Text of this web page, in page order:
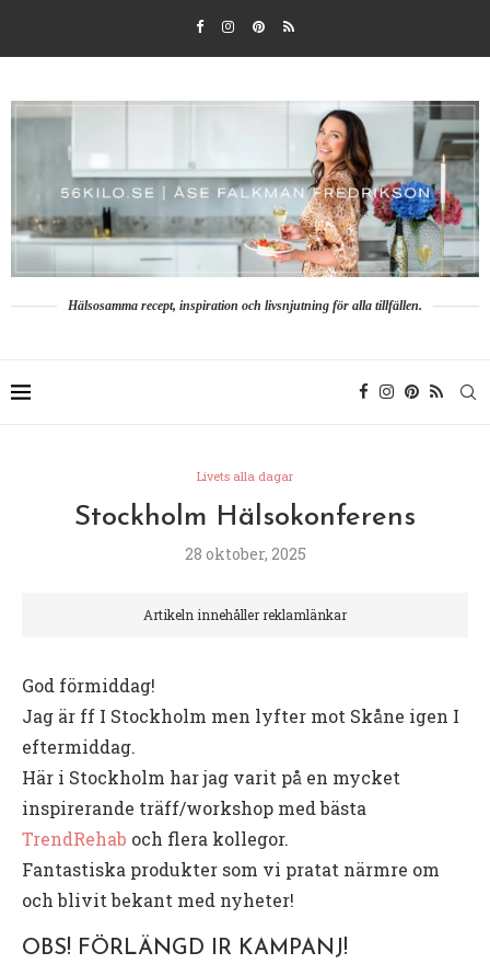
Hälsosamma recept, inspiration och livsnjutning för alla tillfällen.
Livets alla dagar
Stockholm Hälsokonferens
28 oktober, 2025
Artikeln innehåller reklamlänkar
God förmiddag!
Jag är ff I Stockholm men lyfter mot Skåne igen I
eftermiddag.
Här i Stockholm har jag varit på en mycket
inspirerande träff/workshop med bästa
TrendRehab och flera kollegor.
Fantastiska produkter som vi pratat närmre om
och blivit bekant med nyheter!
OBS! FÖRLÄNGD IR KAMPANJ!